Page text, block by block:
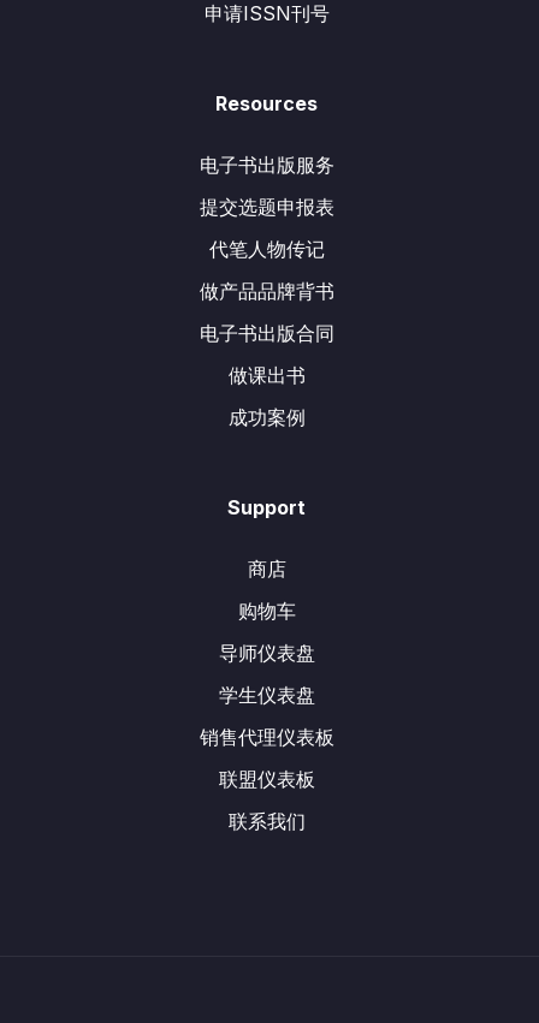
申请ISSN刊号
Resources
电子书出版服务
提交选题申报表
代笔人物传记
做产品品牌背书
电子书出版合同
做课出书
成功案例
Support
商店
购物车
导师仪表盘
学生仪表盘
销售代理仪表板
联盟仪表板
联系我们